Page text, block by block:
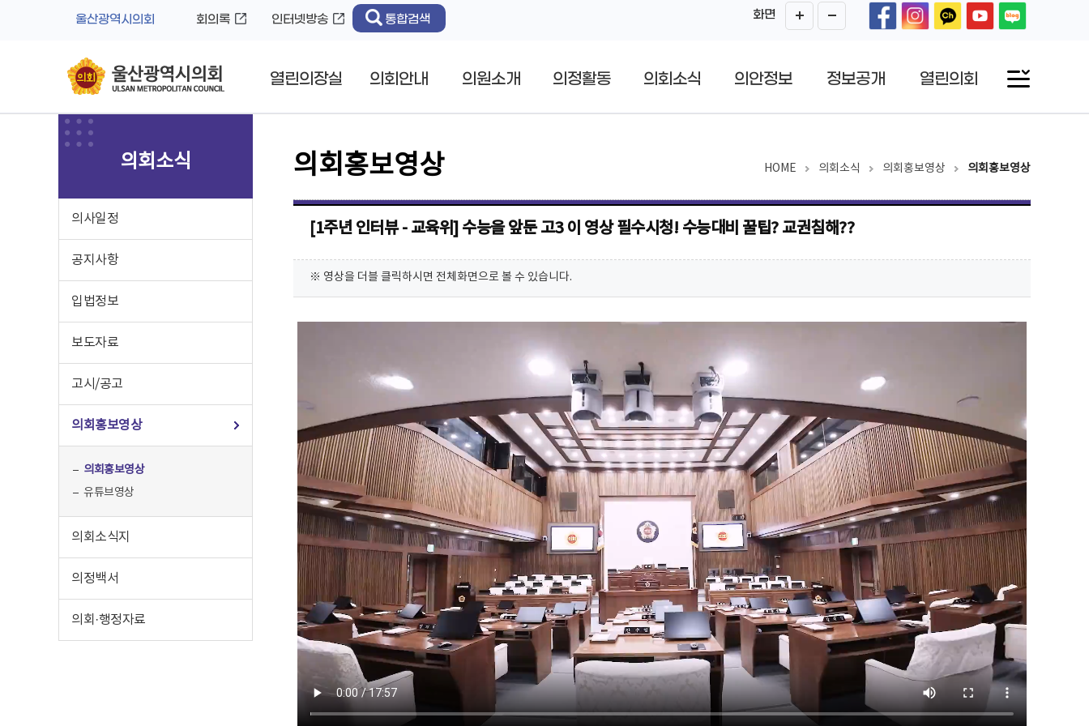
울산광역시의회 회의록 인터넷방송 통합검색 화면
열린의장실 의회안내 의원소개 의정활동 의회소식 의안정보 정보공개 열린의회
의회소식
의사일정
공지사항
입법정보
보도자료
고시/공고
의회홍보영상
의회홍보영상
유튜브영상
의회소식지
의정백서
의회·행정자료
HOME 의회소식 의회홍보영상 의회홍보영상
의회홍보영상
[1주년 인터뷰 - 교육위] 수능을 앞둔 고3 이 영상 필수시청! 수능대비 꿀팁? 교권침해??
※ 영상을 더블 클릭하시면 전체화면으로 볼 수 있습니다.